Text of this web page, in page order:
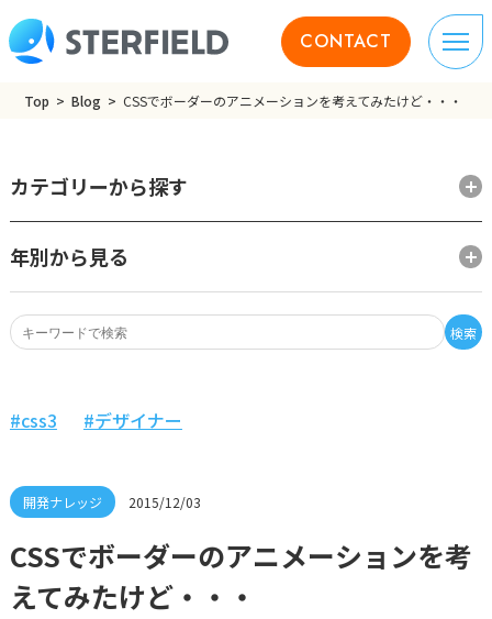
CONTACT
Top Blog CSSでボーダーのアニメーションを考えてみたけど・・・
検索
カテゴリーから探す
年別から見る
2015/12/03
css3 デザイナー
CSSでボーダーのアニメーションを考
えてみたけど・・・